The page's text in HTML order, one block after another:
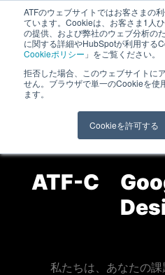
ATFのウェブサイトではお客さまの
ています。Cookieは、お客さま1人
の提供、および弊社のウェブ分析
に関する詳細やHubSpotが利用する
Cookieポリシー 」をご覧ください。
拒否した場合、このウェブサイトに
せん。ブラウザで単一のCookieを使
ます。
Cookieを許可する
長野県長野市・松本市ウェブ制作事業部
Google Chrome
ATF-C
私たちは、あなたの